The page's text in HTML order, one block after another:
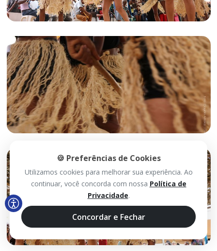
🍪 Preferências de Cookies
Utilizamos cookies para melhorar sua experiência. Ao
continuar, você concorda com nossa Política de
Privacidade.
Concordar e Fechar